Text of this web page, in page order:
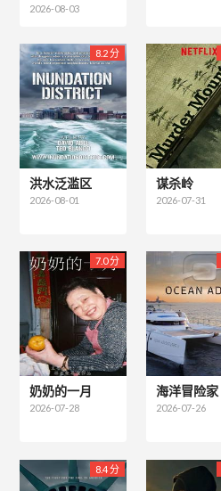
2026-08-03
8.2 分
洪水泛滥区
2026-08-01
谋杀岭
2026-07-31
7.0 分
奶奶的一月
2026-07-28
海洋冒险家
2026-07-26
8.4 分